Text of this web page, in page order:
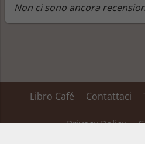
Non ci sono ancora
Libro Café Contattaci
Privacy Policy